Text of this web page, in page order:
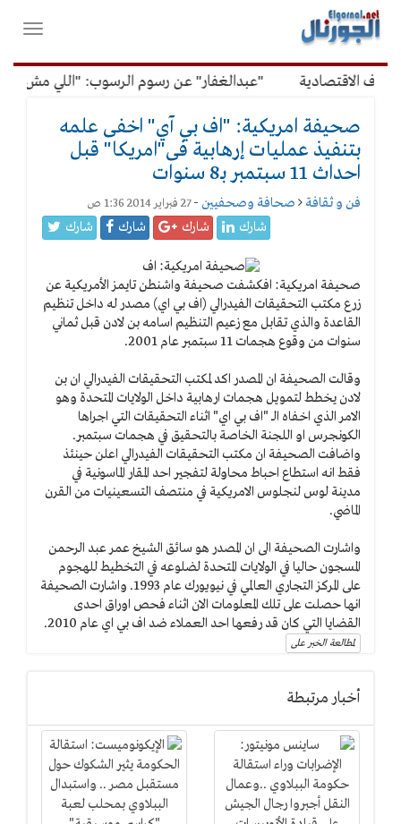
القائمة
الرئيسية
فتح
الاقتصادية "عبدالغفار" عن رسوم الرسوب: "اللي مش عاوز
صحيفة امريكية: "اف بي آي" اخفى علمه
بتنفيذ عمليات إرهابية فى"امريكا" قبل
احداث 11 سبتمبر بـ8 سنوات
فن و ثقافة صحافة وصحفيين -27 فبراير 2014 1:36 ص
شارك شارك شارك شارك
صحيفة امريكية: افكشفت صحيفة واشنطن تايمز الأمريكية عن
زرع مكتب التحقيقات الفيدرالي (اف بي اي) مصدر له داخل تنظيم
القاعدة والذي تقابل مع زعيم التنظيم اسامه بن لادن قبل ثماني
سنوات من وقوع هجمات 11 سبتمبر عام 2001.
وقالت الصحيفة ان المصدر اكد لمكتب التحقيقات الفيدرالي ان بن
لادن يخطط لتمويل هجمات ارهابية داخل الولايات المتحدة وهو
الامر الذي اخفاه الــ "اف بي اي" اثناء التحقيقات التي اجراها
الكونجرس او اللجنة الخاصة بالتحقيق في هجمات سبتمبر.
واضافت الصحيفة ان مكتب التحقيقات الفيدرالي اعلن حينئذ
فقط انه استطاع احباط محاولة لتفجير احد المقار الماسونية في
مدينة لوس لنجلوس الامريكية في منتصف التسعينيات من القرن
الماضي.
واشارت الصحيفة الى ان المصدر هو سائق الشيخ عمر عبد الرحمن
المسجون حاليا في الولايات المتحدة لضلوعه في التخطيط للهجوم
على المركز التجاري العالمي في نيويورك عام 1993. واشارت الصحيفة
انها حصلت على تلك المعلومات الان اثناء فحص اوراق احدى
القضايا التي كان قد رفعها احد العملاء ضد اف بي اي عام 2010.
لمطالعة الخبر على
أخبار مرتبطة